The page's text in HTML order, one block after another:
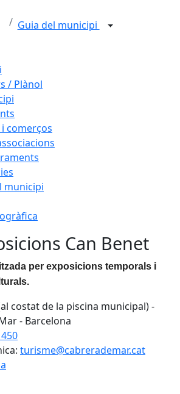
Guia del municipi
/ Plànol
comerços
municipi
Can Benet
per exposicions temporals i
costat de la piscina municipal) -
- Barcelona
turisme@cabrerademar.cat